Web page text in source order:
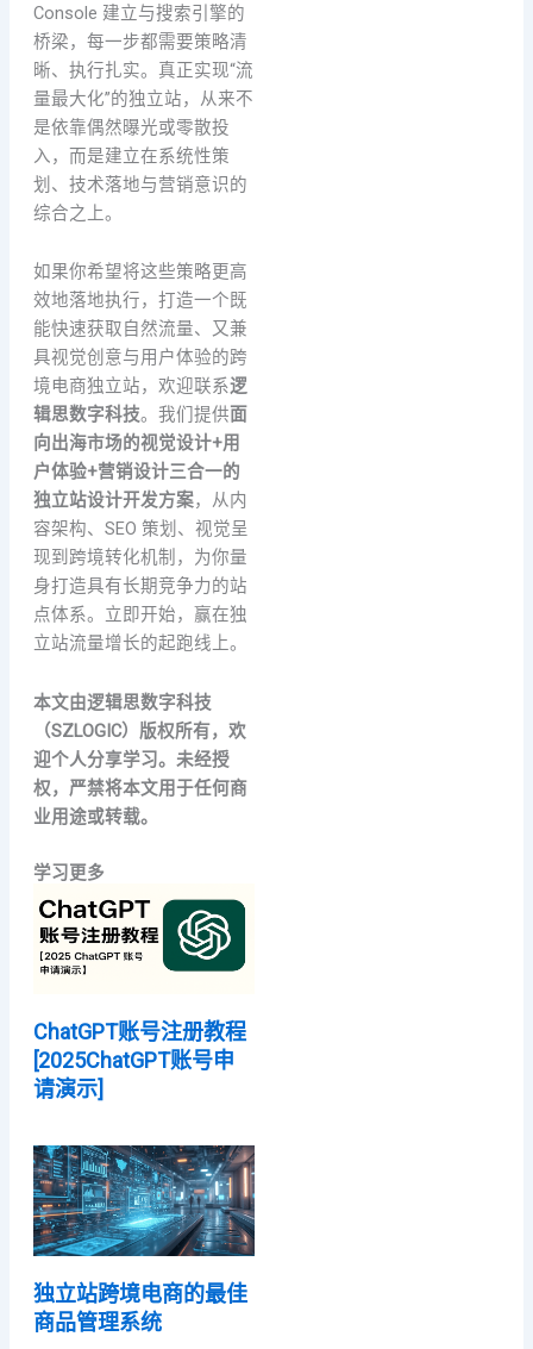
Console 建立与搜索引擎的
桥梁，每一步都需要策略清
晰、执行扎实。真正实现“流
量最大化”的独立站，从来不
是依靠偶然曝光或零散投
入，而是建立在系统性策
划、技术落地与营销意识的
综合之上。
如果你希望将这些策略更高
效地落地执行，打造一个既
能快速获取自然流量、又兼
具视觉创意与用户体验的跨
境电商独立站，欢迎联系逻
辑思数字科技。我们提供面
向出海市场的视觉设计+用
户体验+营销设计三合一的
独立站设计开发方案，从内
容架构、SEO 策划、视觉呈
现到跨境转化机制，为你量
身打造具有长期竞争力的站
点体系。立即开始，赢在独
立站流量增长的起跑线上。
本文由逻辑思数字科技
（SZLOGIC）版权所有，欢
迎个人分享学习。未经授
权，严禁将本文用于任何商
业用途或转载。
学习更多
ChatGPT账号注册教程
[2025ChatGPT账号申
请演示]
独立站跨境电商的最佳
商品管理系统